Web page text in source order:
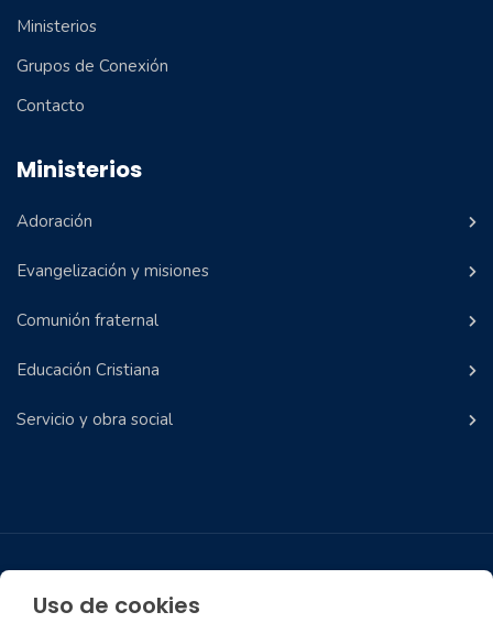
Ministerios
Grupos de Conexión
Contacto
Ministerios
Adoración
Evangelización y misiones
Comunión fraternal
Educación Cristiana
Servicio y obra social
Condiciones Donaciones y Ofrendas
Uso de cookies